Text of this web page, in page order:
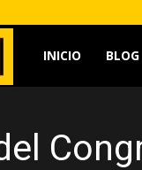
www.caballo.tv
INICIO BLOG